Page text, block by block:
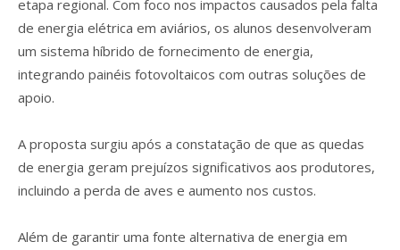
etapa regional. Com foco nos impactos causados pela falta
de energia elétrica em aviários, os alunos desenvolveram
um sistema híbrido de fornecimento de energia,
integrando painéis fotovoltaicos com outras soluções de
apoio.
A proposta surgiu após a constatação de que as quedas
de energia geram prejuízos significativos aos produtores,
incluindo a perda de aves e aumento nos custos.
Além de garantir uma fonte alternativa de energia em